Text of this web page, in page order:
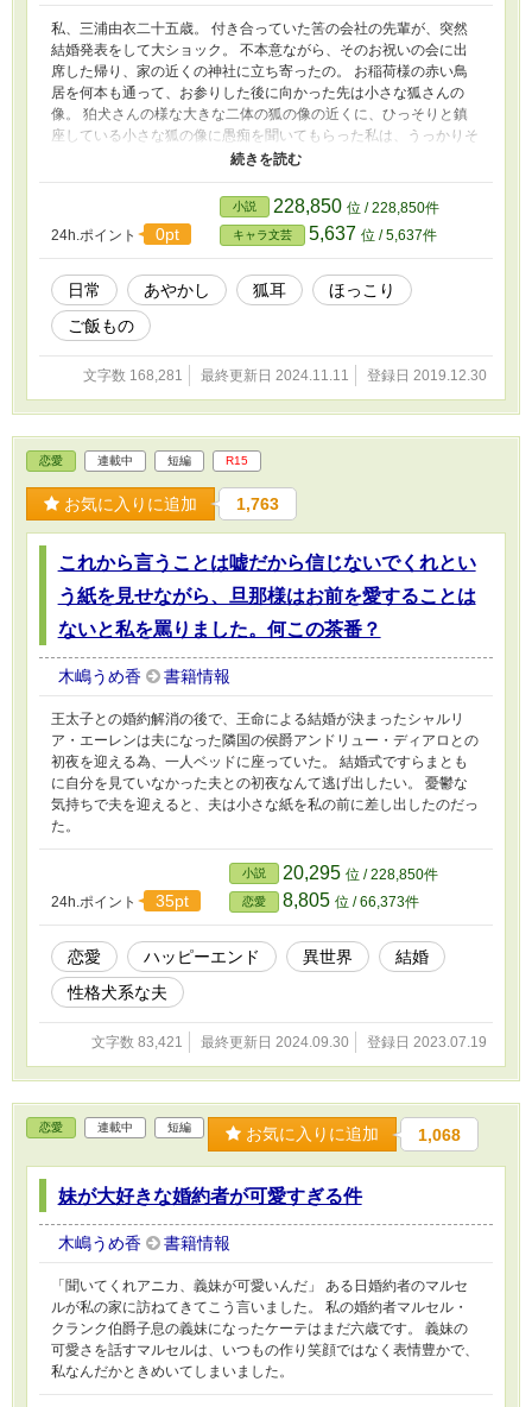
私、三浦由衣二十五歳。 付き合っていた筈の会社の先輩が、突然
結婚発表をして大ショック。 不本意ながら、そのお祝いの会に出
席した帰り、家の近くの神社に立ち寄ったの。 お稲荷様の赤い鳥
居を何本も通って、お参りした後に向かった先は小さな狐さんの
像。 狛犬さんの様な大きな二体の狐の像の近くに、ひっそりと鎮
座している小さな狐の像に愚痴を聞いてもらった私は、うっかりそ
こで眠ってしまったみたい。 気がついたら知らない場所で二つ折
人がアツアツのうどんの丼を差し出してきた。 え、食べていい
の？ おいしい、これ、おいしいよ。 泣きながら食べて、熱燗も頂
いて。 満足したらまた眠っちゃった。 神社の管理として、夜にだ
けここに居るという紺さんに、またいらっしゃいと見送られ帰った
私は、家の前に立つ人影に首を傾げた。
24h.ポイント 0pt
小説 228,850 位 / 228,850件
キャラ文芸 5,637 位 / 5,637件
日常 あやかし 狐耳
ほっこり
ご飯もの
文字数 168,281 最終更新日 2024.11.11 登録日 2019.12.30
恋愛 連載中 短編 R15
お気に入りに追加 1,763
これから言うことは嘘だから信じないでくれとい
う紙を見せながら、旦那様はお前を愛することは
ないと私を罵りました。何この茶番？
木嶋うめ香 書籍情報
王太子との婚約解消の後で、王命による結婚が決まったシャルリ
ア・エーレンは夫になった隣国の侯爵アンドリュー・ディアロとの
初夜を迎える為、一人ベッドに座っていた。 結婚式ですらまとも
に自分を見ていなかった夫との初夜なんて逃げ出したい。 憂鬱な
気持ちで夫を迎えると、夫は小さな紙を私の前に差し出したのだっ
た。
24h.ポイント 35pt
小説 20,295 位 / 228,850件
恋愛 8,805 位 / 66,373件
恋愛 ハッピーエンド 異世界
結婚
性格犬系な夫
文字数 83,421 最終更新日 2024.09.30 登録日 2023.07.19
恋愛 連載中 短編 お気に入りに追加 1,068
妹が大好きな婚約者が可愛すぎる件
木嶋うめ香 書籍情報
「聞いてくれアニカ、義妹が可愛いんだ」 ある日婚約者のマルセ
ルが私の家に訪ねてきてこう言いました。 私の婚約者マルセル・
クランク伯爵子息の義妹になったケーテはまだ六歳です。 義妹の
可愛さを話すマルセルは、いつもの作り笑顔ではなく表情豊かで、
私なんだかときめいてしまいました。